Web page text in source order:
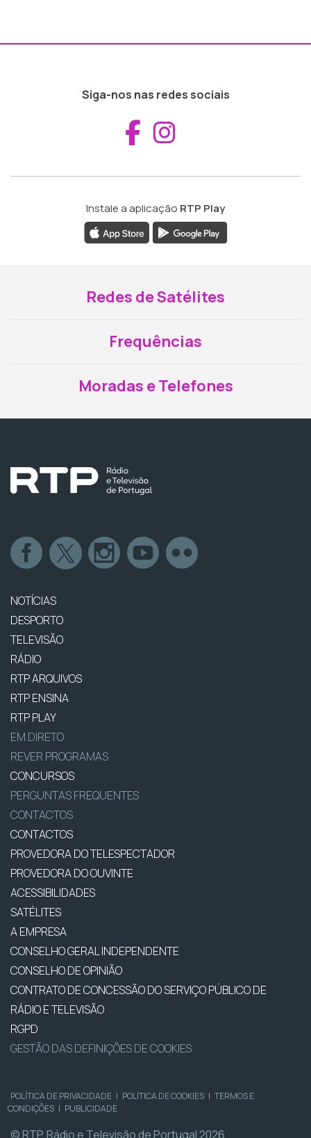
Siga-nos nas redes sociais
Aceder ao
Instale a aplicação RTP Play
Redes de Satélites
Frequências
Moradas e Telefones
NOTÍCIAS
DESPORTO
TELEVISÃO
RÁDIO
RTP ARQUIVOS
RTP ENSINA
RTP PLAY
EM DIRETO
REVER PROGRAMAS
CONCURSOS
PERGUNTAS FREQUENTES
CONTACTOS
CONTACTOS
PROVEDORA DO TELESPECTADOR
PROVEDORA DO OUVINTE
ACESSIBILIDADES
SATÉLITES
A EMPRESA
CONSELHO GERAL INDEPENDENTE
CONSELHO DE OPINIÃO
CONTRATO DE CONCESSÃO DO SERVIÇO PÚBLICO DE
RÁDIO E TELEVISÃO
RGPD
GESTÃO DAS DEFINIÇÕES DE COOKIES
POLÍTICA DE PRIVACIDADE | POLÍTICA DE COOKIES | TERMOS E
CONDIÇÕES | PUBLICIDADE
© RTP, Rádio e Televisão de Portugal 2026